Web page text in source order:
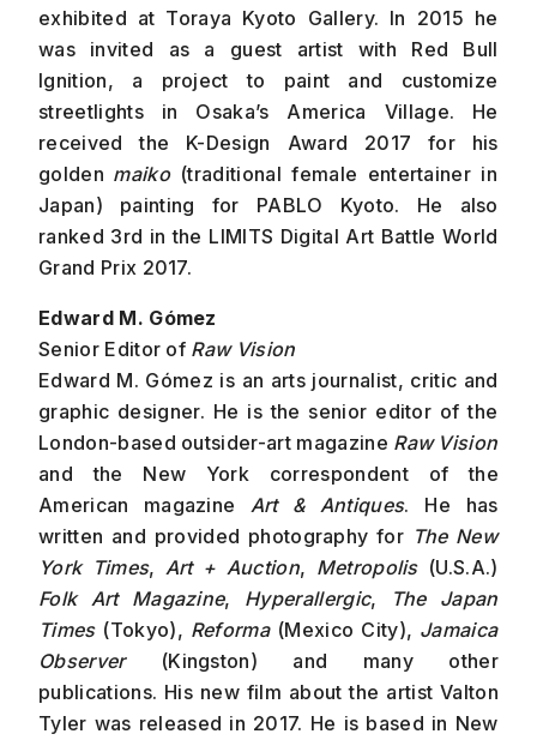
exhibited at Toraya Kyoto Gallery. In 2015 he
was invited as a guest artist with Red Bull
Ignition, a project to paint and customize
streetlights in Osaka’s America Village. He
received the K-Design Award 2017 for his
golden maiko(traditional female entertainer in
Japan) painting for PABLO Kyoto. He also
ranked 3rd in the LIMITS Digital Art Battle World
Grand Prix 2017.
Edward M. Gómez
Senior Editor of Raw Vision
Edward M. Gómez is an arts journalist, critic and
graphic designer. He is the senior editor of the
London-based outsider-art magazine Raw Vision
and the New York correspondent of the
American magazine Art & Antiques. He has
written and provided photography for The New
York Times, Art + Auction, Metropolis (U.S.A.)
Folk Art Magazine, Hyperallergic,
The Japan
Times(Tokyo), Reforma(Mexico City), Jamaica
Observer(Kingston) and many other
publications. His new film about the artist Valton
Tyler was released in 2017. He is based in New